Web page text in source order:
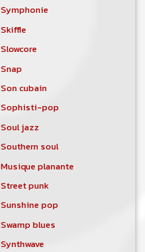
Symphonie
Skiffle
Slowcore
Snap
Son cubain
Sophisti-pop
Soul jazz
Southern soul
Musique planante
Street punk
Sunshine pop
Swamp blues
Synthwave